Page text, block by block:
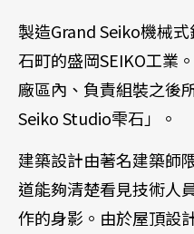
製造Grand Seiko機械
石町的盛岡SEIKO工業
廠區內、負責組裝之後
Seiko Studio雫石」。
建築設計由著名建築師
道能夠清楚看見技術人
作的身影。由於屋頂設